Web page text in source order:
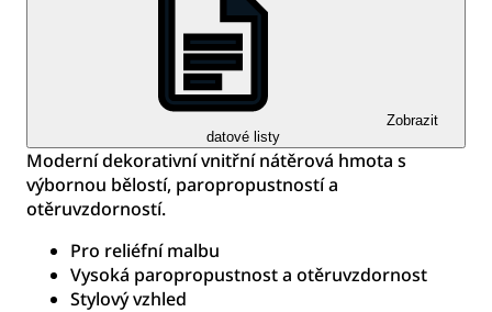
Zobrazit
datové listy
Moderní dekorativní vnitřní nátěrová hmota s
výbornou bělostí, paropropustností a
otěruvzdorností.
Pro reliéfní malbu
Vysoká paropropustnost a otěruvzdornost
Stylový vzhled